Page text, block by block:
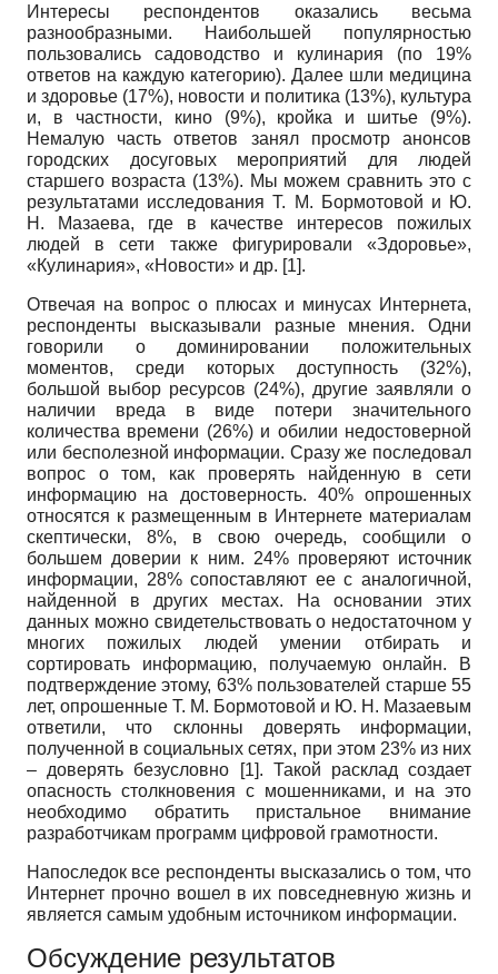
Интересы респондентов оказались весьма
разнообразными. Наибольшей популярностью
пользовались садоводство и кулинария (по 19%
ответов на каждую категорию). Далее шли медицина
и здоровье (17%), новости и политика (13%), культура
и, в частности, кино (9%), кройка и шитье (9%).
Немалую часть ответов занял просмотр анонсов
городских досуговых мероприятий для людей
старшего возраста (13%). Мы можем сравнить это с
результатами исследования Т. М. Бормотовой и Ю.
Н. Мазаева, где в качестве интересов пожилых
людей в сети также фигурировали «Здоровье»,
«Кулинария», «Новости» и др. [1].
Отвечая на вопрос о плюсах и минусах Интернета,
респонденты высказывали разные мнения. Одни
говорили о доминировании положительных
моментов, среди которых доступность (32%),
большой выбор ресурсов (24%), другие заявляли о
наличии вреда в виде потери значительного
количества времени (26%) и обилии недостоверной
или бесполезной информации. Сразу же последовал
вопрос о том, как проверять найденную в сети
информацию на достоверность. 40% опрошенных
относятся к размещенным в Интернете материалам
скептически, 8%, в свою очередь, сообщили о
большем доверии к ним. 24% проверяют источник
информации, 28% сопоставляют ее с аналогичной,
найденной в других местах. На основании этих
данных можно свидетельствовать о недостаточном у
многих пожилых людей умении отбирать и
сортировать информацию, получаемую онлайн. В
подтверждение этому, 63% пользователей старше 55
лет, опрошенные Т. М. Бормотовой и Ю. Н. Мазаевым
ответили, что склонны доверять информации,
полученной в социальных сетях, при этом 23% из них
– доверять безусловно [1]. Такой расклад создает
опасность столкновения с мошенниками, и на это
необходимо обратить пристальное внимание
разработчикам программ цифровой грамотности.
Напоследок все респонденты высказались о том, что
Интернет прочно вошел в их повседневную жизнь и
является самым удобным источником информации.
Обсуждение результатов